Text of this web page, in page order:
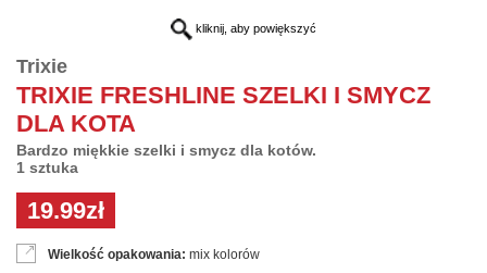
kliknij, aby powiększyć
Trixie
TRIXIE FRESHLINE SZELKI I SMYCZ
DLA KOTA
Bardzo miękkie szelki i smycz dla kotów.
1 sztuka
19.99zł
Wielkość opakowania: mix kolorów